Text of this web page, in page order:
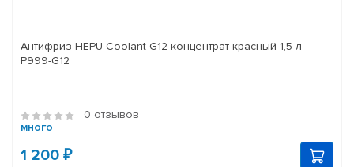
Антифриз HEPU Coolant G12 концентрат красный 1,5 л
P999-G12
0 отзывов
много
1 200 ₽